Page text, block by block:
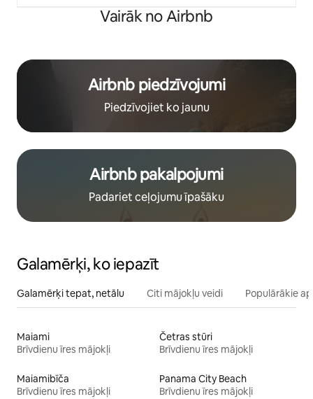
Vairāk no Airbnb
Airbnb piedzīvojumi
Piedzīvojiet ko jaunu
Airbnb pakalpojumi
Padariet ceļojumu īpašāku
Galamērķi, ko iepazīt
Galamērķi tepat, netālu Citi mājokļu veidi Populārākie
Maiami
Brīvdienu īres mājokļi
Četras stūri
Brīvdienu īres mājokļi
Maiamibīča
Brīvdienu īres mājokļi
Panama City Beach
Brīvdienu īres mājokļi